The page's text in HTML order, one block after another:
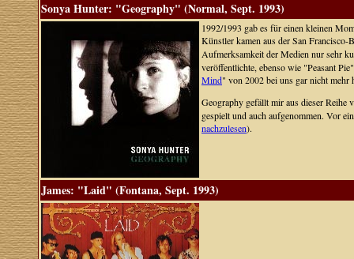
Sonya Hunter: "Geography" (Normal, Sept. 1993)
1992/1993 gab es für einen kleinen
Künstler kamen aus der San Francisco-
Aufmerksamkeit der Medien nur sehr
veröffentlichte, ebenso wie "Peasant
Mind" von 2002 bei uns gar nicht mehr
Geography gefällt mir aus dieser Reihe
gespielt und auch aufgenommen. Vor
nachzulesen).
James: "Laid" (Fontana, Sept. 1993)